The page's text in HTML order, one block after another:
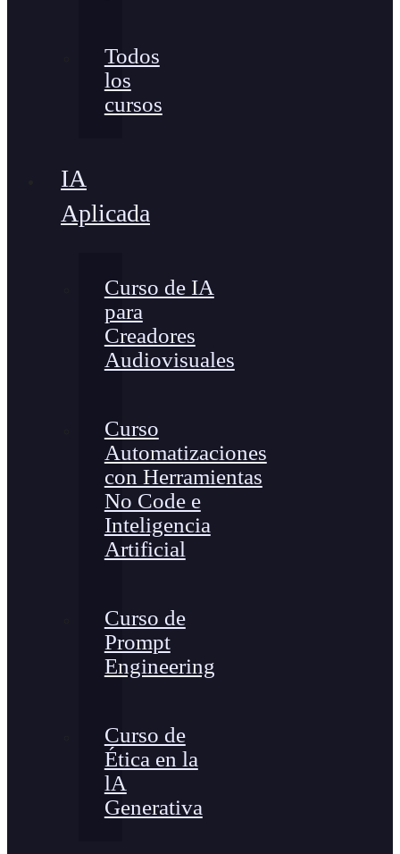
Todos
los
cursos
IA
Aplicada
Curso de IA
para
Creadores
Audiovisuales
Curso
Automatizaciones
con Herramientas
No Code e
Inteligencia
Artificial
Curso de
Prompt
Engineering
Curso de
Ética en la
lA
Generativa